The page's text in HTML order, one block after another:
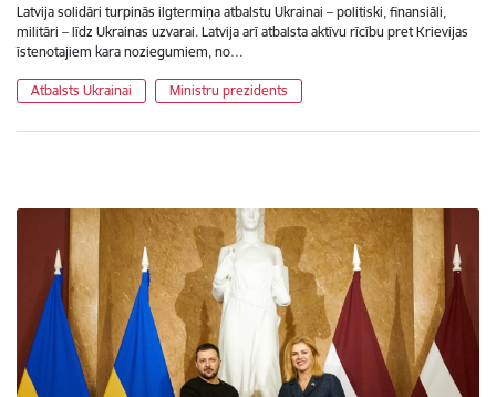
Latvija solidāri turpinās ilgtermiņa atbalstu Ukrainai – politiski, finansiāli,
militāri – līdz Ukrainas uzvarai. Latvija arī atbalsta aktīvu rīcību pret Krievijas
īstenotajiem kara noziegumiem, no…
Atbalsts Ukrainai Ministru prezidents